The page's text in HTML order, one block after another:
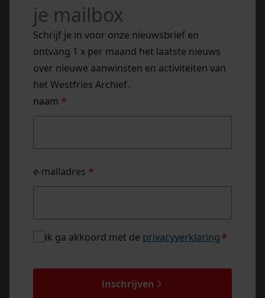
je mailbox
Schrijf je in voor onze nieuwsbrief en
ontvang 1 x per maand het laatste nieuws
over nieuwe aanwinsten en activiteiten van
het Westfries Archief.
naam *
e-mailadres *
privacybeleid
ik ga akkoord met de privacyverklaring*
inschrijven